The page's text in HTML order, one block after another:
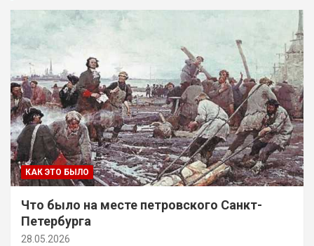
КАК ЭТО БЫЛО
Что было на месте петровского Санкт-
Петербурга
28.05.2026